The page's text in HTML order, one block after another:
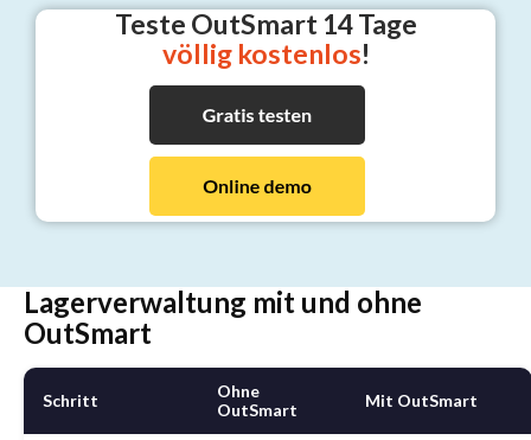
Teste OutSmart 14 Tage
völlig kostenlos!
Lagerverwaltung mit und ohne
OutSmart
Schritt
Ohne
OutSmart
Mit OutSmart